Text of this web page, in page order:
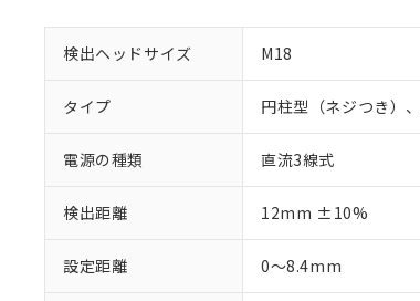
検出ヘッドサイズ M18
タイプ 円柱型（ネジつき）
電源の種類 直流3線式
検出距離 12mm ±10%
設定距離 0～8.4mm